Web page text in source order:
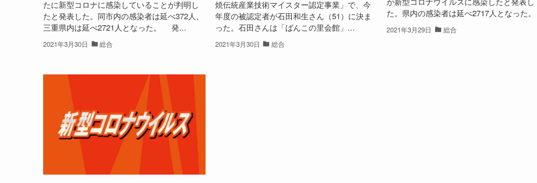
たに新型コロナに感染していることが判明し
たと発表した。同市内の感染者は延べ372人、
三重県内は延べ2721人となった。 発...
2021年3月30日 総合
焼伝統産業技術マイスター認定事業」で、今
年度の被認定者が石田和生さん（51）に決ま
った。石田さんは「ばんこの里会館」...
2021年3月30日 総合
た。県内の感染者は延べ2717人となった
2021年3月29日 総合